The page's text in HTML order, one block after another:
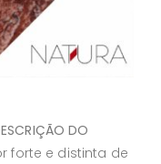
DO
forte e distinta de